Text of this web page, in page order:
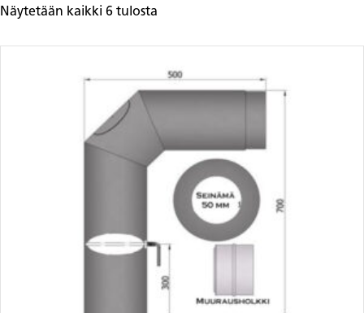
Näytetään kaikki 6 tulosta